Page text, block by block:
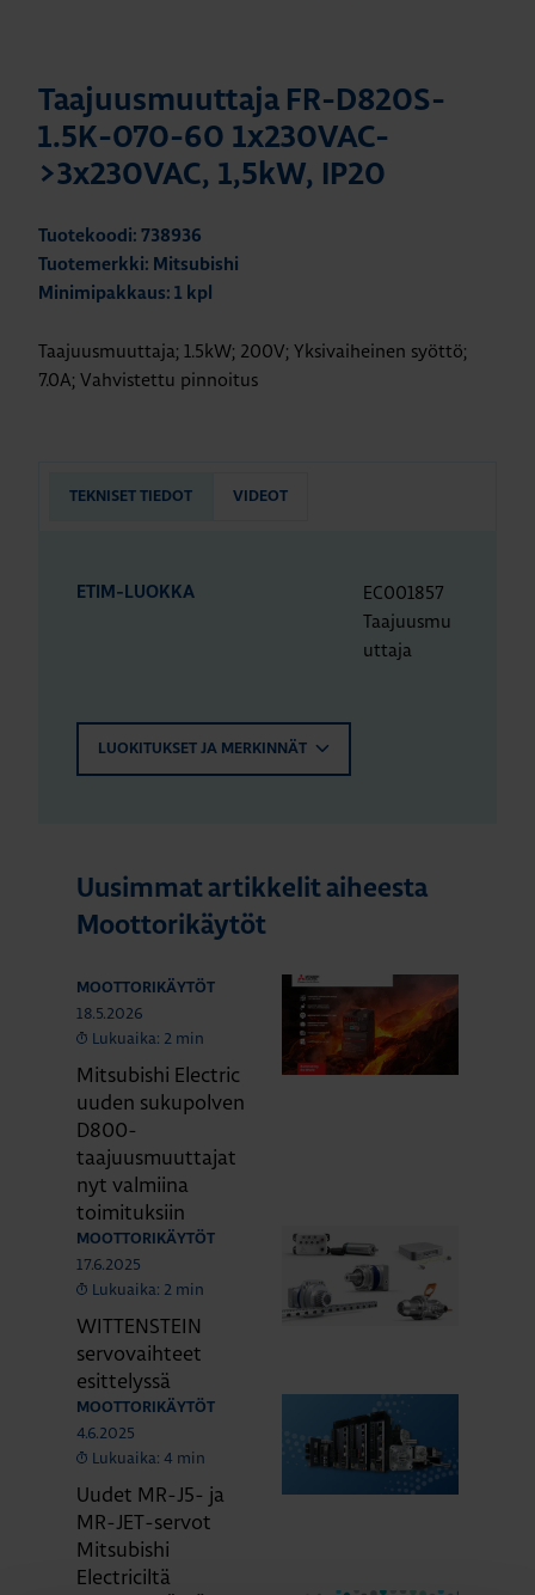
Taajuusmuuttaja FR-D820S-
1.5K-070-60 1x230VAC-
>3x230VAC, 1,5kW, IP20
Tuotekoodi: 738936
Tuotemerkki: Mitsubishi
Minimipakkaus: 1 kpl
Taajuusmuuttaja; 1.5kW; 200V; Yksivaiheinen syöttö;
7.0A; Vahvistettu pinnoitus
TEKNISET TIEDOT VIDEOT
ETIM-LUOKKA
EC001857
Taajuusmu
uttaja
LUOKITUKSET JA MERKINNÄT
Uusimmat artikkelit aiheesta
Moottorikäytöt
MOOTTORIKÄYTÖT
18.5.2026
Lukuaika: 2 min
Mitsubishi Electric
uuden sukupolven
D800-
taajuusmuuttajat
nyt valmiina
toimituksiin
MOOTTORIKÄYTÖT
17.6.2025
Lukuaika: 2 min
WITTENSTEIN
servovaihteet
esittelyssä
MOOTTORIKÄYTÖT
4.6.2025
Lukuaika: 4 min
Uudet MR-J5- ja
MR-JET-servot
Mitsubishi
Electriciltä